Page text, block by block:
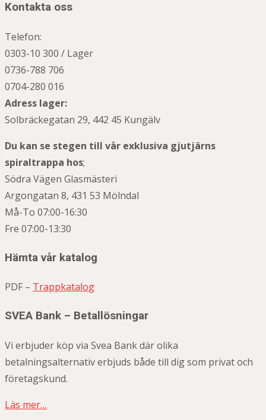
Kontakta oss
Telefon:
0303-10 300 / Lager
0736-788 706
0704-280 016
Adress lager:
Solbräckegatan 29, 442 45 Kungälv
Du kan se stegen till vår exklusiva gjutjärns
spiraltrappa hos;
Södra Vägen Glasmästeri
Argongatan 8, 431 53 Mölndal
Må-To 07:00-16:30
Fre 07:00-13:30
Hämta vår katalog
PDF – Trappkatalog
SVEA Bank – Betallösningar
Vi erbjuder köp via Svea Bank där olika
betalningsalternativ erbjuds både till dig som privat och
företagskund.
Läs mer…